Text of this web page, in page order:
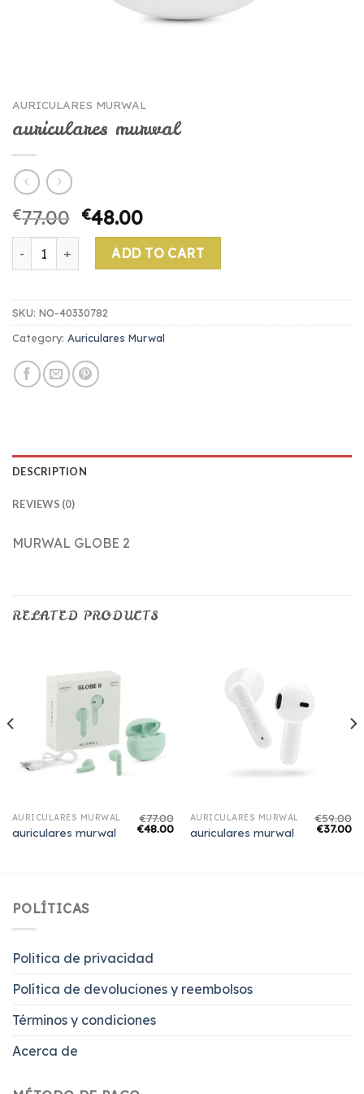
AURICULARES MURWAL
auriculares murwal
€77.00 €48.00
auriculares murwal quantity
ADD TO CART
SKU: NO-40330782
Category: Auriculares Murwal
DESCRIPTION
REVIEWS (0)
MURWAL GLOBE 2
RELATED PRODUCTS
AURICULARES MURWAL
auriculares murwal
€77.00
€48.00
AURICULARES MURWAL
auriculares murwal
€59.00
€37.00
POLÍTICAS
Politica de privacidad
Política de devoluciones y reembolsos
Términos y condiciones
Acerca de